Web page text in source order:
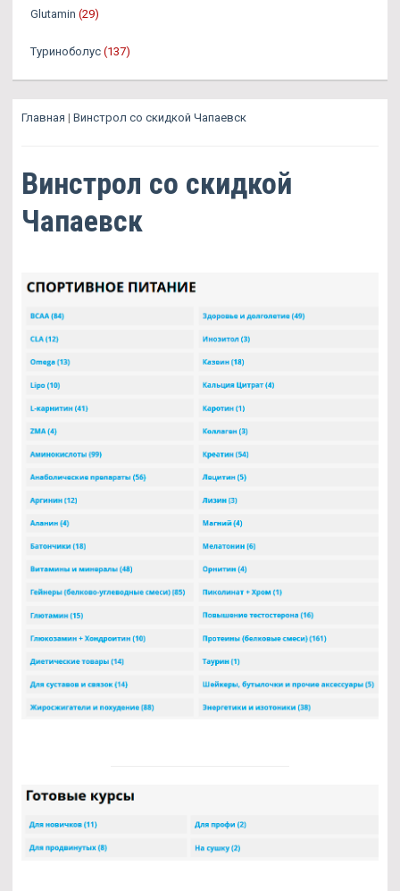
Glutamin (29)
Туриноболус (137)
Главная | Винстрол со скидкой Чапаевск
Винстрол со скидкой
Чапаевск